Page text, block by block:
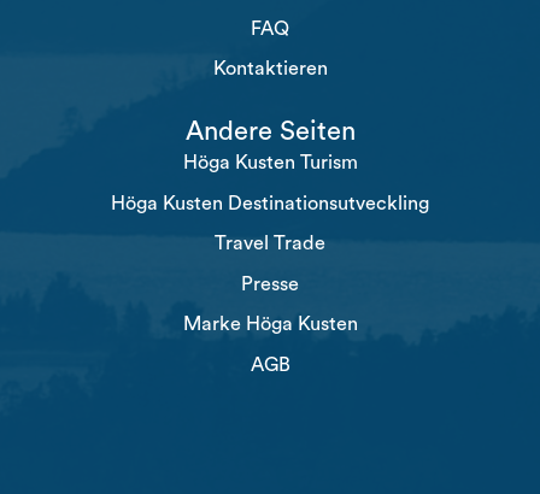
FAQ
Kontaktieren
Andere Seiten
Höga Kusten Turism
Höga Kusten Destinationsutveckling
Travel Trade
Presse
Marke Höga Kusten
AGB